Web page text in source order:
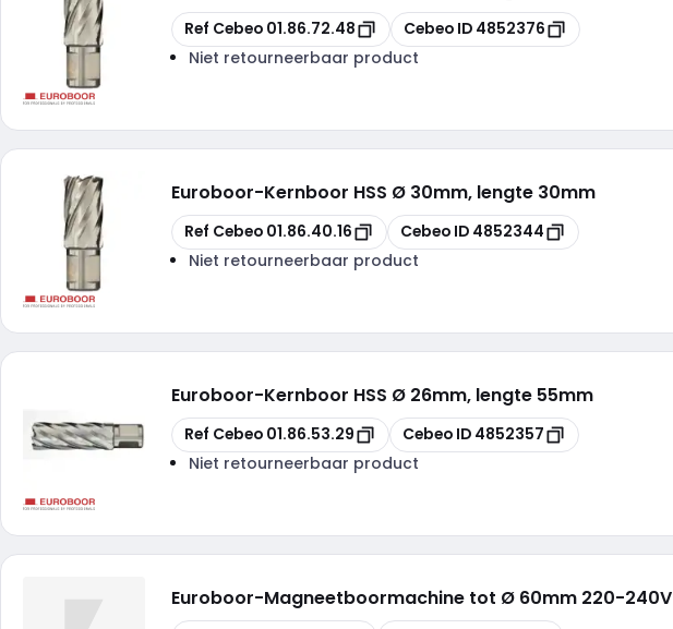
Kopiëren
Ref Cebeo 01.86.72.48 Kopiëren
Cebeo ID 4852376
Niet retourneerbaar product
Euroboor-Kernboor HSS Ø 30mm, lengte 30mm
Kopiëren
Ref Cebeo 01.86.40.16 Kopiëren
Cebeo ID 4852344
Niet retourneerbaar product
Euroboor-Kernboor HSS Ø 26mm, lengte 55mm
Kopiëren
Ref Cebeo 01.86.53.29 Kopiëren
Cebeo ID 4852357
Niet retourneerbaar product
Euroboor-Magneetboormachine tot Ø 60mm 220-240V